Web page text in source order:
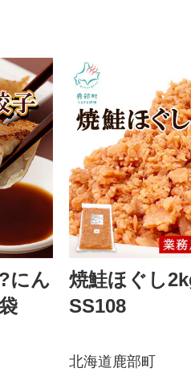
にん
焼鮭ほぐし
SS108
北海道鹿部町